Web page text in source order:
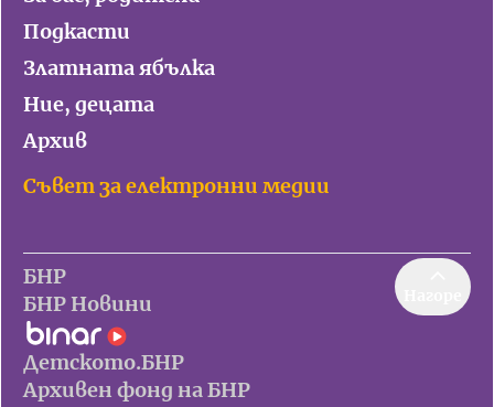
Подкасти
Златната ябълка
Ние, децата
Архив
Съвет за електронни медии
БНР
БНР Новини
Детското.БНР
Архивен фонд на БНР